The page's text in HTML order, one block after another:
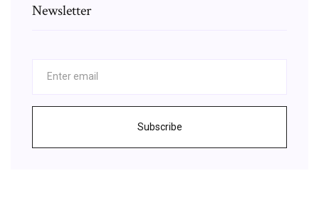
Newsletter
Subscribe